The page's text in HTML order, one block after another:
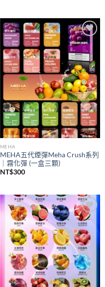
Add to
wishlist
MEHA
MEHA五代煙彈Meha Crush系列
｜霧化彈 (一盒三顆)
NT$300
Add to
wishlist